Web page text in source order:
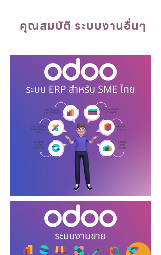
คุณสมบัติ ระบบงานอื่นๆ